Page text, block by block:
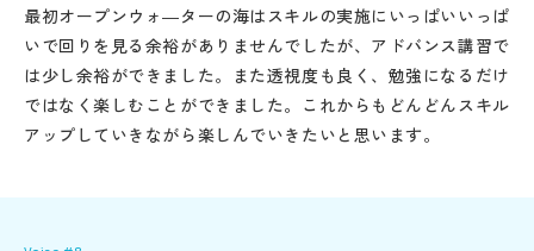
最初オープンウォ―ターの海はスキルの実施にいっぱいいっぱ
いで回りを見る余裕がありませんでしたが、アドバンス講習で
は少し余裕ができました。また透視度も良く、勉強になるだけ
ではなく楽しむことができました。これからもどんどんスキル
アップしていきながら楽しんでいきたいと思います。